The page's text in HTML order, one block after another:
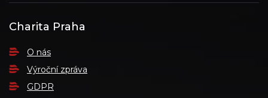
Charita Praha
O nás
Výroční zpráva
GDPR